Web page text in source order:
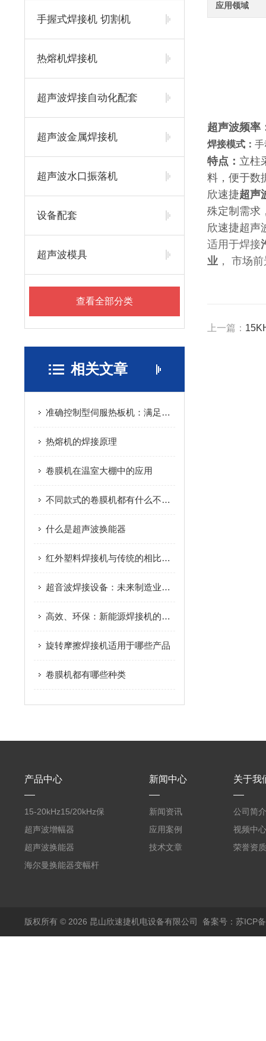
手握式焊接机 切割机
热熔机焊接机
超声波焊接自动化配套
超声波金属焊接机
超声波水口振落机
设备配套
超声波模具
查看全部分类
相关文章
准确控制型伺服热板机：满足高精度加热需求的必备工具
热熔机的焊接原理
卷膜机在温室大棚中的应用
不同款式的卷膜机都有什么不同之处
什么是超声波换能器
红外塑料焊接机与传统的相比，有什么优势
超音波焊接设备：未来制造业的隐形巨匠
高效、环保：新能源焊接机的优势与特点
旋转摩擦焊接机适用于哪些产品
卷膜机都有哪些种类
应用领域
超声波频
焊接模式：手
特点： 立柱
料，便于数
欣速捷超声
殊定制需求
欣速捷超声
适用于焊接
业 ， 市场
上一篇：
产品中心
15-20kHz15/20kHz保
护膜自动卷膜机 气动款
超声波增幅器
超声波换能器
海尔曼换能器变幅杆
新闻中心
新闻资讯
应用案例
技术文章
关于我
公司简介
视频中心
荣誉资质
版权所有 © 2026 昆山欣速捷机电设备有限公司 备案号：苏ICP